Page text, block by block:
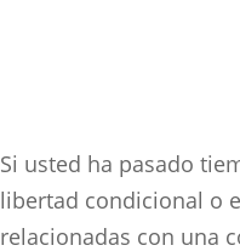
Si usted ha pasado
libertad condicional o
relacionadas con una